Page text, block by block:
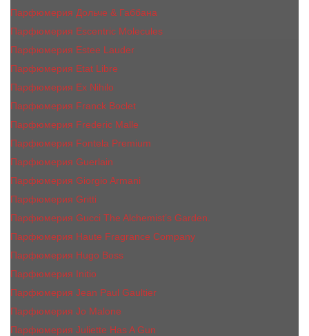
Парфюмерия Дольче & Габбана
Парфюмерия Escentric Molecules
Парфюмерия Estee Lаudеr
Парфюмерия Etat Libre
Парфюмерия Ex Nihilo
Парфюмерия Franck Boclet
Парфюмерия Frеderic Mаlle
Парфюмерия Fontela Premium
Парфюмерия Guerlain
Парфюмерия Giorgio Armani
Парфюмерия Gritti
Парфюмерия Gucci The Alchemist’s Garden.
Парфюмерия Haute Fragrance Company
Парфюмерия Hugo Boss
Парфюмерия Initio
Парфюмерия Jean Paul Gaultier
Парфюмерия Jо Malоnе
Парфюмерия Juliette Has A Gun